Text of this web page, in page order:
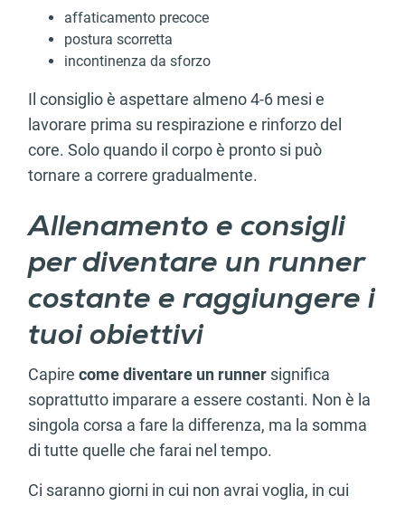
affaticamento precoce
postura scorretta
incontinenza da sforzo
Il consiglio è aspettare almeno 4-6 mesi e
lavorare prima su respirazione e rinforzo del
core. Solo quando il corpo è pronto si può
tornare a correre gradualmente.
Allenamento e consigli
per diventare un runner
costante e raggiungere i
tuoi obiettivi
Capire come diventare un runner significa
soprattutto imparare a essere costanti. Non è la
singola corsa a fare la differenza, ma la somma
di tutte quelle che farai nel tempo.
Ci saranno giorni in cui non avrai voglia, in cui